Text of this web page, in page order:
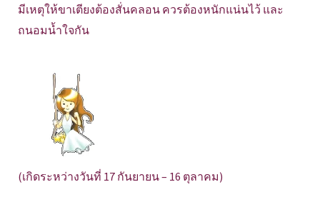
มีเหตุให้ขาเตียงต้องสั่นคลอน ควรต้องหนักแน่นไว้ และ
ถนอมน้ำใจกัน
(เกิดระหว่างวันที่ 17 กันยายน – 16 ตุลาคม)